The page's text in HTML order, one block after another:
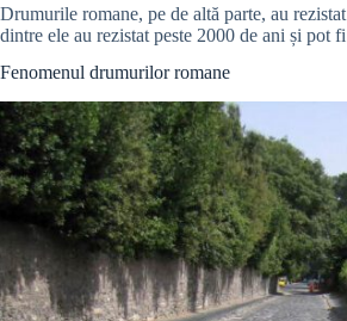
Drumurile romane, pe de altă parte, au
dintre ele au rezistat peste 2000 de ani și pot
Fenomenul drumurilor romane